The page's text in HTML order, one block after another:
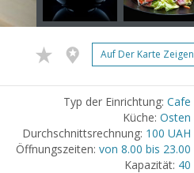
Auf Der Karte Zeigen
Typ der Einrichtung: Cafe
Küche: Osten
Durchschnittsrechnung: 100 UAH
Öffnungszeiten: von 8.00 bis 23.00
Kapazität: 40